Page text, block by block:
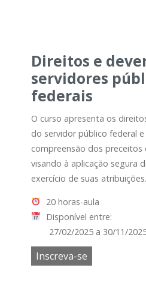
Direitos e
servidores
federais
O curso apresenta os
do servidor público federal e
compreensão dos preceitos
visando à aplicação segura
exercício de suas atribuições.
20 horas-aula
Disponível entre:
27/02/2025 a 30/11/
Inscreva-se